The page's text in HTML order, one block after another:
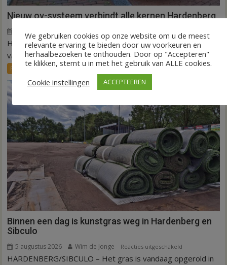
Nieuw ov-systeem verbindt alle kernen Hardenberg
6 augustus 2026 Wim de Jonge
ov-
systeem
Hardenberg
HARDENBERG – Eind volgend jaar moet een extra systeem
van buurtbussen het openbaar vervoer tot in...
FRONTPAGE Nieuws
Binnen een dag is kunstgras weg in Hardenberg en
Sibculo
5 augustus 2026 Wim de Jonge Reacties uitgeschakeld
Binnen
HARDENBERG/SIBCULO – Het gras is vandaag opgerold in
We gebruiken cookies op onze website om u de meest
relevante ervaring te bieden door uw voorkeuren en
herhaalbezoeken te onthouden. Door op "Accepteren"
te klikken, stemt u in met het gebruik van ALLE cookies.
Cookie instellingen
ACCEPTEEREN